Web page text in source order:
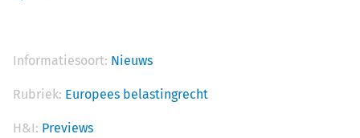
Informatiesoort: Nieuws
Rubriek: Europees belastingrecht
H&I: Previews